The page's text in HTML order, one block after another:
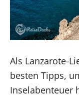
Als Lanzarote-
besten Tipps,
Inselabenteuer